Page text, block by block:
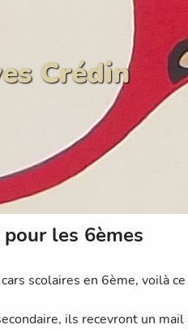
Crédin
les 6èmes
scolaires en 6ème, voilà
ils recevront un